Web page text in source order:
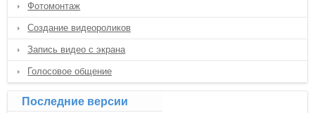
Фотомонтаж
Создание видеороликов
Запись видео с экрана
Голосовое общение
Последние версии